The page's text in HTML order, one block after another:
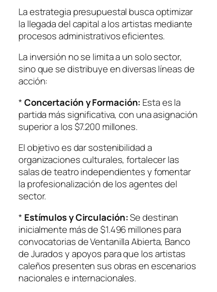
La estrategia presupuestal busca optimizar
la llegada del capital a los artistas mediante
procesos administrativos eficientes.
La inversión no se limita a un solo sector,
sino que se distribuye en diversas líneas de
acción:
*Concertación y Formación: Esta es la
partida más significativa, con una asignación
superior a los $7.200 millones.
El objetivo es dar sostenibilidad a
organizaciones culturales, fortalecer las
salas de teatro independientes y fomentar
la profesionalización de los agentes del
sector.
* Estímulos y Circulación:Se destinan
inicialmente más de $1.496 millones para
convocatorias de Ventanilla Abierta, Banco
de Jurados y apoyos para que los artistas
caleños presenten sus obras en escenarios
nacionales e internacionales.